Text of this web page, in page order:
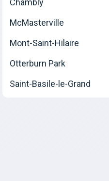
Chambly
McMasterville
Mont-Saint-Hilaire
Otterburn Park
Saint-Basile-le-Grand